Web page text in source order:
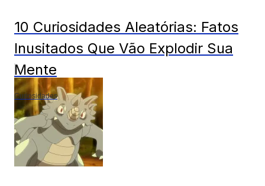
10 Curiosidades Aleatórias: Fatos
Inusitados Que Vão Explodir Sua
Mente
Curiosidades